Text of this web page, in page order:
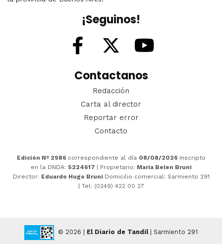
¡Seguinos!
Contactanos
Redacción
Carta al director
Reportar error
Contacto
Edición Nº 2986 correspondiente al día 08/08/2026 Inscripto
en la DNDA: 5224617 | Propietario: María Belen Bruni
Director: Eduardo Hugo Bruni Domicilio comercial: Sarmiento 291
| Tel: (0249) 422 00 27
© 2026 | El Diario de Tandil| Sarmiento 291